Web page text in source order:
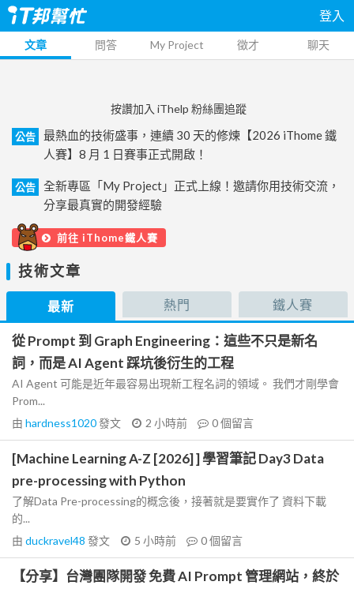
登入
文章 問答 My Project 徵才 聊天
按讚加入 iThelp 粉絲團追蹤
公告
最熱血的技術盛事，連續 30 天的修煉【2026 iThome 鐵
人賽】8 月 1 日賽事正式開啟！
公告
全新專區「My Project」正式上線！邀請你用技術交流，
分享最真實的開發經驗
前往 iThome鐵人賽
技術文章
最新 熱門 鐵人賽
從 Prompt 到 Graph Engineering：這些不只是新名
詞，而是 AI Agent 踩坑後衍生的工程
AI Agent 可能是近年最容易出現新工程名詞的領域。 我們才剛學會
Prom...
由 hardness1020發文 2 小時前 0個留言
[Machine Learning A-Z [2026] ] 學習筆記 Day3 Data
pre-processing with Python
了解Data Pre-processing的概念後，接著就是要實作了 資料下載
的...
由 duckravel48 發文 5 小時前 0個留言
【分享】台灣團隊開發 免費 AI Prompt 管理網站，終於